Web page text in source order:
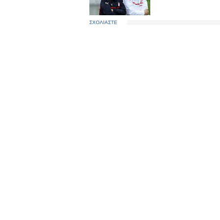
ΣΧΟΛΙΑΣΤΕ